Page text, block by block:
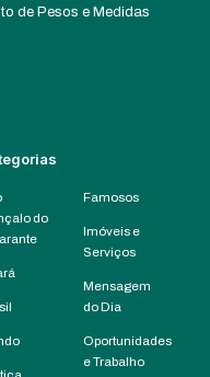
de Pesos e Medidas
do
Famosos
Imóveis e
Serviços
Mensagem
do Dia
Oportunidades
e Trabalho